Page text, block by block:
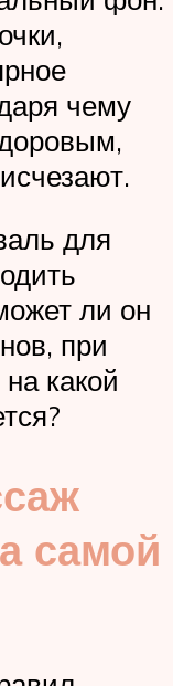
чему
для
ли он
при
какой
самой